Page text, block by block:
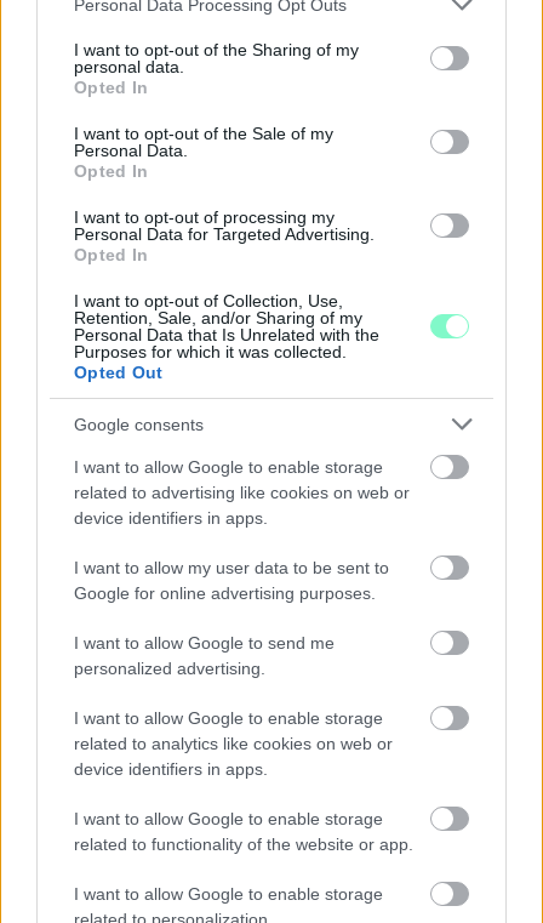
not limited to your visit or usage behaviour. You may click to
grant or deny consent to Google and its third-party tags to
use your data for below specified purposes in below Google
consent section.
Personal Data Processing Opt Outs
I want to opt-out of the Sharing of my
personal data.
Opted In
I want to opt-out of the Sale of my
Personal Data.
Opted In
I want to opt-out of processing my
Personal Data for Targeted Advertising.
Opted In
I want to opt-out of Collection, Use,
Retention, Sale, and/or Sharing of my
Personal Data that Is Unrelated with the
Purposes for which it was collected.
Opted Out
Google consents
I want to allow Google to enable storage
related to advertising like cookies on web or
device identifiers in apps.
I want to allow my user data to be sent to
Google for online advertising purposes.
I want to allow Google to send me
personalized advertising.
I want to allow Google to enable storage
related to analytics like cookies on web or
device identifiers in apps.
I want to allow Google to enable storage
related to functionality of the website or app.
I want to allow Google to enable storage
A NAPOKBAN BEFEJEZŐDIK A GYŐRI
A város 77 helyszínén zajlik a munkavégzés, a Győr Projekt
kezelésében lévő épületek egy részét is érinti az intézkedés.
Szólj hozzá!
KÁNIKULA-AKTUÁL: MEGHOSSZABBÍTOTTÁK A
HŐSÉGRIASZTÁST, A KÖVETKEZŐ 48 ÓRA LEHET A
LEGKRITIKUSABB AZ ENERGIAELLÁTÁS
SZEMPONTJÁBÓL, DE AZ UTOLSÓ PAKSI TURBINA
EGYELŐRE KITART
villamosenergia-rendszere, de továbbra is takarékosságra kérik
a lakosságot és a nagyfogyasztókat.
Szólj hozzá!